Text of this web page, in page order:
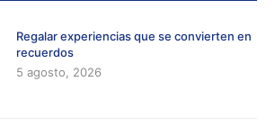
Regalar experiencias que se convierten en
recuerdos
5 agosto, 2026